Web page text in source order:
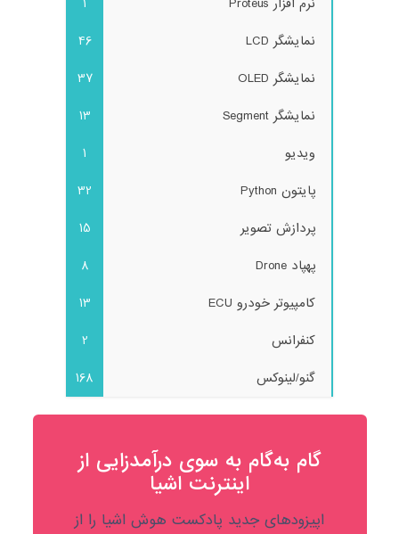
نمایشگر LCD
46
نمایشگر OLED
37
نمایشگر Segment
13
ویدیو
1
پایتون Python
32
پردازش تصویر
15
پهپاد Drone
8
کامپیوتر خودرو ECU
13
کنفرانس
2
گنو/لینوکس
168
گام به‌گام به‌ سوی درآمدزایی از
اینترنت اشیا
اپیزودهای جدید پادکست هوش اشیا را از